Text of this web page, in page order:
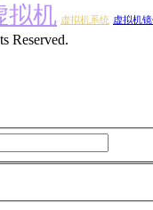
拟机 虚拟机系统 虚拟机
Reserved.